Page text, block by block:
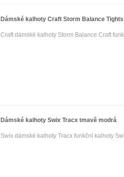
Dámské kalhoty Craft Storm Balance
Craft dámské kalhoty Storm Balance Craft
Dámské kalhoty Swix Tracx tmavě modrá
Swix dámské kalhoty Tracx funkční kalhoty